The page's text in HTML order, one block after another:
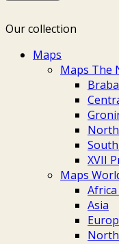
Ottens
+
Herman
Saftleven,
Our collection
Maps
Maps The
XVII
Maps
Asia